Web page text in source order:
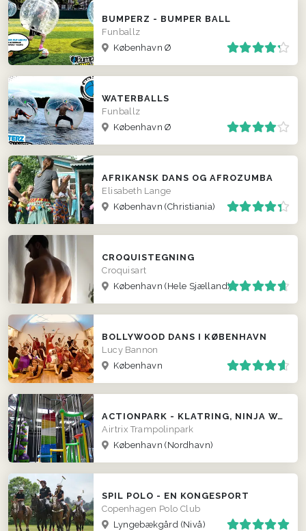
BUMPERZ - BUMPER BALL
Funballz
København Ø
WATERBALLS
Funballz
København Ø
AFRIKANSK DANS OG AFROZUMBA
Elisabeth Lange
København (Christiania)
CROQUISTEGNING
Croquisart
København(Hele Sjælland)
BOLLYWOOD DANS I KØBENHAVN
Lucy Bannon
København
ACTIONPARK - KLATRING, NINJA WARRIOR, TRAMPOLINPARK, GAMES
Airtrix Trampolinpark
København (Nordhavn)
SPIL POLO - EN KONGESPORT
Copenhagen Polo Club
Lyngebækgård (Nivå)